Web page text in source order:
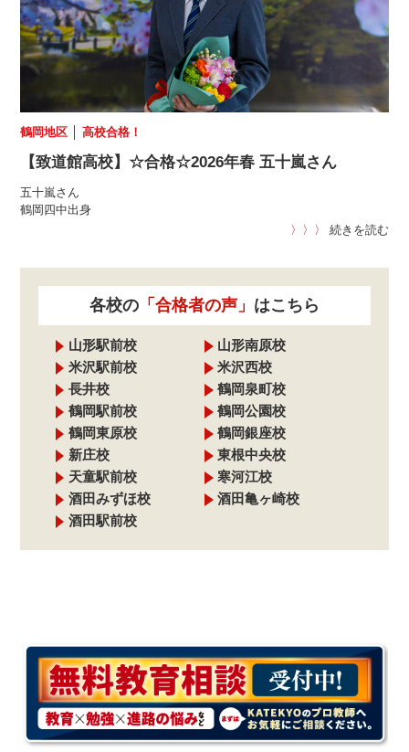
鶴岡地区 │高校合格！
【致道館高校】☆合格☆2026年春 五十嵐さん
五十嵐さん
鶴岡四中出身
〉〉〉
続きを読む
各校の 「合格者の声」 はこちら
山形駅前校
山形南原校
米沢駅前校
米沢西校
長井校
鶴岡泉町校
鶴岡駅前校
鶴岡公園校
鶴岡東原校
鶴岡銀座校
新庄校
東根中央校
天童駅前校
寒河江校
酒田みずほ校
酒田亀ヶ崎校
酒田駅前校